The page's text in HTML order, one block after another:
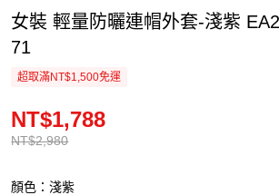
女裝 輕量防曬連帽外套-淺紫
71
超取滿NT$1,500免運
NT$2,980
NT$1,788
顏色：淺紫